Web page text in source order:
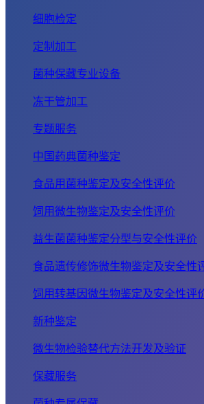
细胞检定
定制加工
菌种保藏专业设备
冻干管加工
专题服务
中国药典菌种鉴定
食品用菌种鉴定及安全性评价
饲用微生物鉴定及安全性评价
益生菌菌种鉴定分型与安全性评价
食品遗传修饰微生物鉴定及安全性
饲用转基因微生物鉴定及安全性评
新种鉴定
微生物检验替代方法开发及验证
保藏服务